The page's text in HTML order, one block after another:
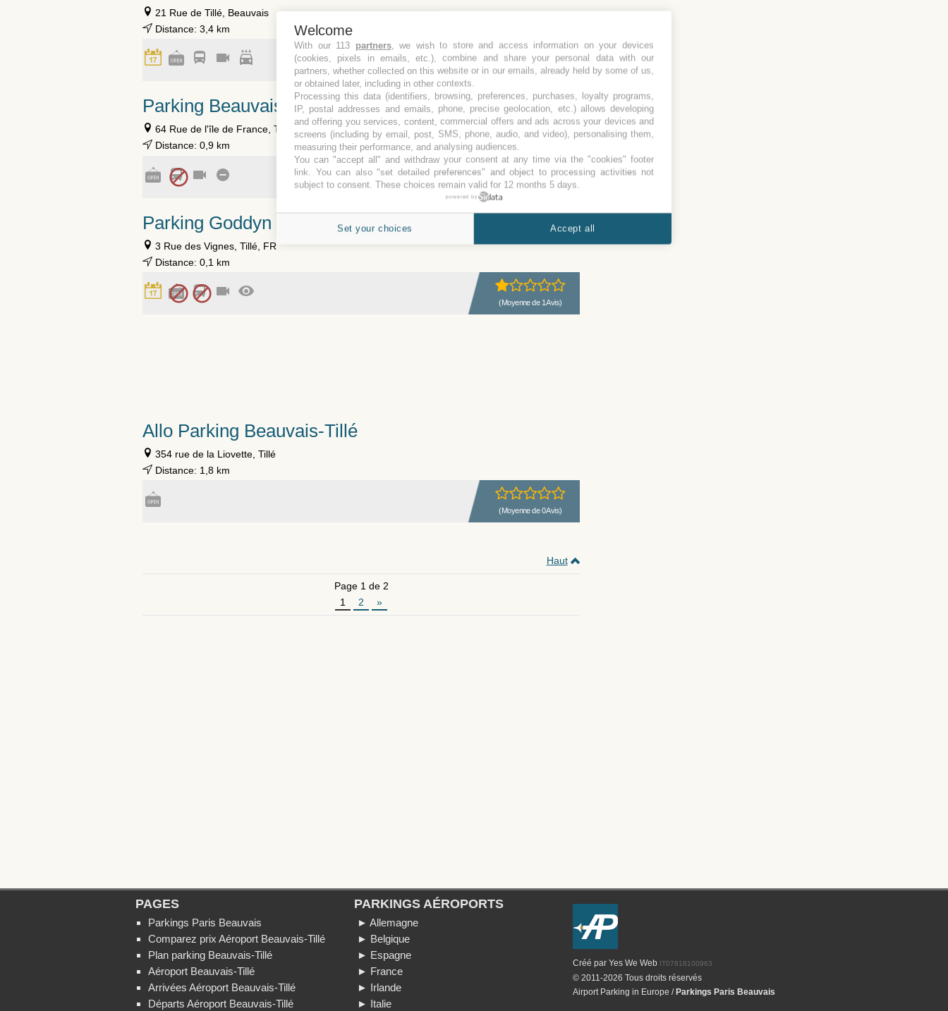
21 Rue de Tillé, Beauvais
Distance: 3,4 km
(Moyenne de 9 Avis)
Parking Beauvais
64 Rue de l'île de France, Tillé
Distance: 0,9 km
(Moyenne de 8 Avis)
Parking Goddyn Beauvais
3 Rue des Vignes, Tillé, FR
Distance: 0,1 km
(Moyenne de 1 Avis)
Allo Parking Beauvais-Tillé
354 rue de la Liovette, Tillé
Distance: 1,8 km
(Moyenne de 0 Avis)
Haut
Page 1 de 2
1
2 »
PAGES
Parkings Paris Beauvais
Comparez prix Aéroport Beauvais-Tillé
Plan parking Beauvais-Tillé
Aéroport Beauvais-Tillé
Arrivées Aéroport Beauvais-Tillé
Départs Aéroport Beauvais-Tillé
PARKINGS AÉROPORTS
► Allemagne
► Belgique
► Espagne
► France
► Irlande
► Italie
Créé par Yes We Web IT07818100963
© 2011-2026 Tous droits réservés
Airport Parking in Europe / Parkings Paris Beauvais
Welcome
With our 113 partners, we wish to store and access information on your devices
(cookies, pixels in emails, etc.), combine and share your personal data with our
partners, whether collected on this website or in our emails, already held by some of us,
or obtained later, including in other contexts.
Processing this data (identifiers, browsing, preferences, purchases, loyalty programs,
IP, postal addresses and emails, phone, precise geolocation, etc.) allows developing
and offering you services, content, commercial offers and ads across your devices and
screens (including by email, post, SMS, phone, audio, and video), personalising them,
measuring their performance, and analysing audiences.
You can "accept all" and withdraw your consent at any time via the "cookies" footer
link. You can also "set detailed preferences" and object to processing activities not
subject to consent. These choices remain valid for 12 months 5 days.
powered by
Set your choices Accept all